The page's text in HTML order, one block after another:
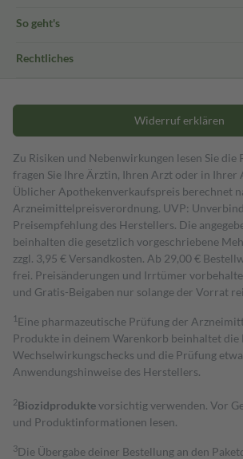
So geht's
Rechtliches
Widerruf erklären
Zu Risiken und Nebenwirkungen lesen Sie die
fragen Sie Ihre Ärztin, Ihren Arzt oder in Ihrer
Üblicher Apothekenverkaufspreis berechnet
Arzneimittelpreisverordnung. UVP:
Preisempfehlung des Herstellers. Die
beinhalten die gesetzlich vorgeschriebene
zzgl. 3,95 € Versandkosten. Ab 29,00 €
frei. Preisänderungen und Irrtümer
und Gratis-Beigaben nur solange der Vorrat
1 Eine pharmazeutische Prüfung der
Produkte in deinem Warenkorb beinhaltet
Wechselwirkungschecks und die Prüfung
Anwendungshinweise des Herstellers.
2Biozidproduktevorsichtig verwenden. Vor
und Produktinformationen lesen.
3Die Übergabe deiner Bestellung an den